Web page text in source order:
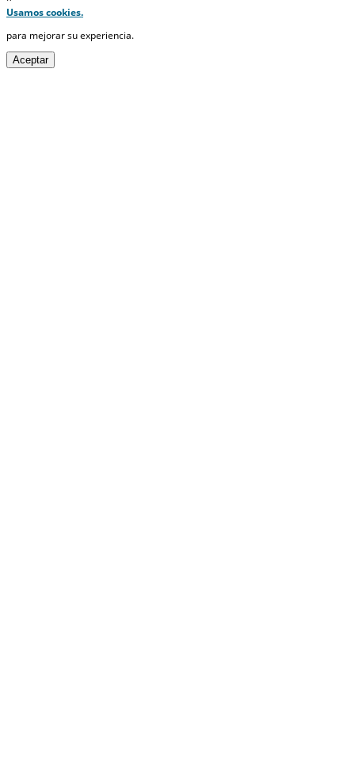
Usamos cookies.
para mejorar su experiencia.
Aceptar